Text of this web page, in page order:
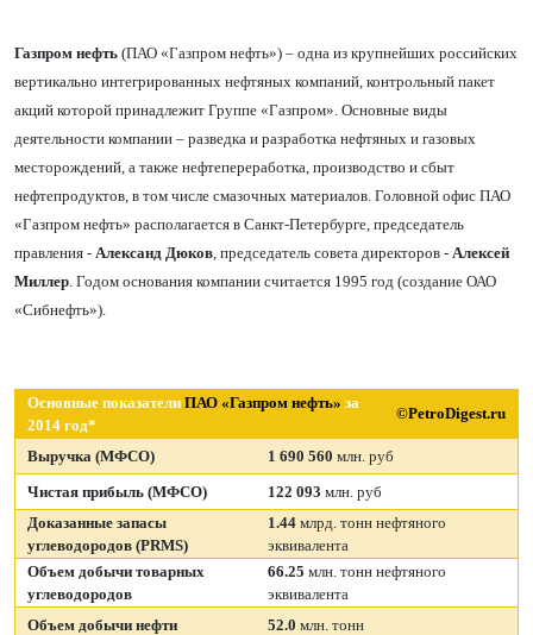
Газпром нефть (ПАО «Газпром нефть») – одна из крупнейших российских
вертикально интегрированных нефтяных компаний, контрольный пакет
акций которой принадлежит Группе «Газпром». Основные виды
деятельности компании – разведка и разработка нефтяных и газовых
месторождений, а также нефтепереработка, производство и сбыт
нефтепродуктов, в том числе смазочных материалов. Головной офис ПАО
«Газпром нефть» располагается в Санкт-Петербурге, председатель
правления - Александ Дюков , председатель совета директоров - Алексей
Миллер . Годом основания компании считается 1995 год (создание ОАО
«Сибнефть»).
Основные показатели ПАО «Газпром нефть» за
2014 год*
©PetroDigest.ru
Выручка (МФСО) 1 690 560 млн. руб
Чистая прибыль (МФСО)
122 093 млн. руб
Доказанные запасы
углеводородов (PRMS)
1.44 млрд. тонн нефтяного
эквивалента
Объем добычи товарных
углеводородов
66.25 млн. тонн нефтяного
эквивалента
Объем добычи нефти
52.0 млн. тонн